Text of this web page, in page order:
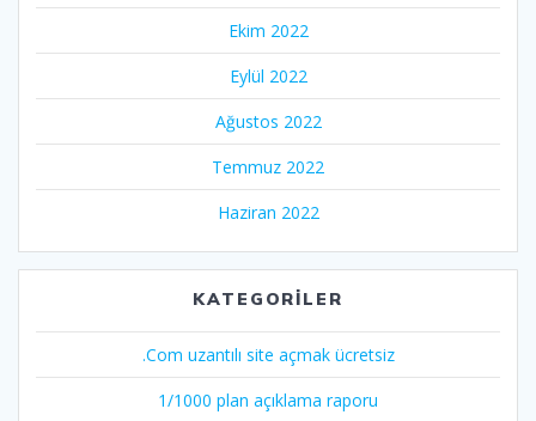
Ekim 2022
Eylül 2022
Ağustos 2022
Temmuz 2022
Haziran 2022
KATEGORILER
.Com uzantılı site açmak ücretsiz
1/1000 plan açıklama raporu